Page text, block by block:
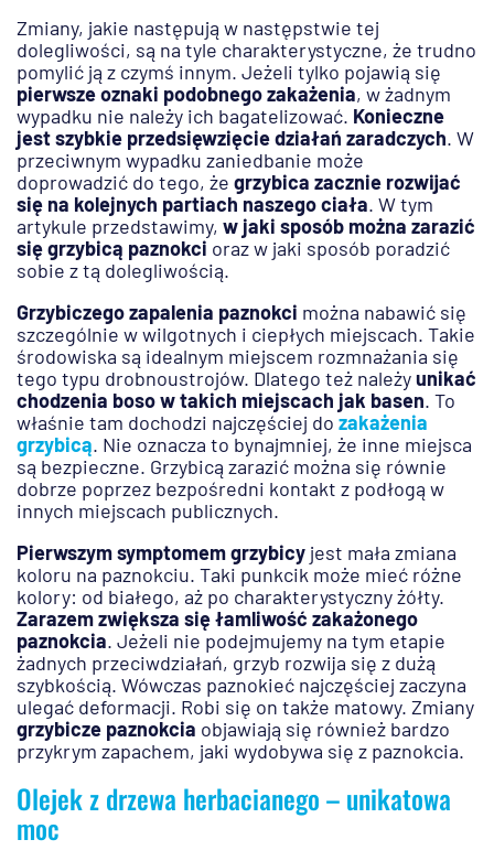
Zmiany, jakie następują w następstwie tej
dolegliwości, są na tyle charakterystyczne, że trudno
pomylić ją z czymś innym. Jeżeli tylko pojawią się
pierwsze oznaki podobnego zakażenia, w żadnym
wypadku nie należy ich bagatelizować. Konieczne
jest szybkie przedsięwzięcie działań zaradczych. W
przeciwnym wypadku zaniedbanie może
doprowadzić do tego, że grzybica zacznie rozwijać
się na kolejnych partiach naszego ciała. W tym
artykule przedstawimy, w jaki sposób można zarazić
się grzybicą paznokci oraz w jaki sposób poradzić
sobie z tą dolegliwością.
Grzybiczego zapalenia paznokci można nabawić się
szczególnie w wilgotnych i ciepłych miejscach. Takie
środowiska są idealnym miejscem rozmnażania się
tego typu drobnoustrojów. Dlatego też należyunikać
chodzenia boso w takich miejscach jak basen. To
właśnie tam dochodzi najczęściej do zakażenia
grzybicą. Nie oznacza to bynajmniej, że inne miejsca
są bezpieczne. Grzybicą zarazić można się równie
dobrze poprzez bezpośredni kontakt z podłogą w
innych miejscach publicznych.
Pierwszym symptomem grzybicy jest mała zmiana
koloru na paznokciu. Taki punkcik może mieć różne
kolory: od białego, aż po charakterystyczny żółty.
Zarazem zwiększa się łamliwość zakażonego
paznokcia. Jeżeli nie podejmujemy na tym etapie
żadnych przeciwdziałań, grzyb rozwija się z dużą
szybkością. Wówczas paznokieć najczęściej zaczyna
ulegać deformacji. Robi się on także matowy. Zmiany
grzybicze paznokcia objawiają się również bardzo
przykrym zapachem, jaki wydobywa się z paznokcia.
Olejek z drzewa herbacianego – unikatowa
moc